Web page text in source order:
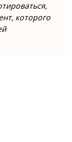
которого